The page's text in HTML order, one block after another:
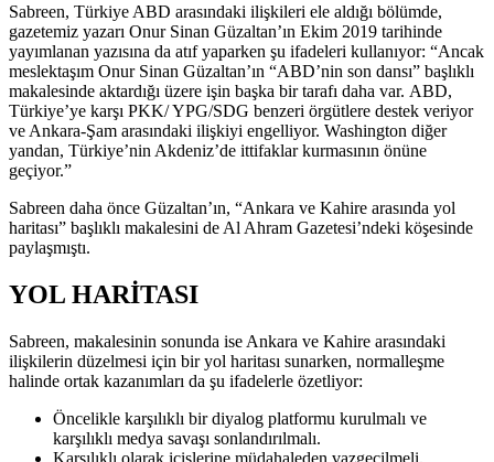
Sabreen, Türkiye ABD arasındaki ilişkileri ele aldığı bölümde,
gazetemiz yazarı Onur Sinan Güzaltan’ın Ekim 2019 tarihinde
yayımlanan yazısına da atıf yaparken şu ifadeleri kullanıyor: “Ancak
meslektaşım Onur Sinan Güzaltan’ın “ABD’nin son dansı” başlıklı
makalesinde aktardığı üzere işin başka bir tarafı daha var. ABD,
Türkiye’ye karşı PKK/ YPG/SDG benzeri örgütlere destek veriyor
ve Ankara-Şam arasındaki ilişkiyi engelliyor. Washington diğer
yandan, Türkiye’nin Akdeniz’de ittifaklar kurmasının önüne
geçiyor.”
Sabreen daha önce Güzaltan’ın, “Ankara ve Kahire arasında yol
haritası” başlıklı makalesini de Al Ahram Gazetesi’ndeki köşesinde
paylaşmıştı.
YOL HARİTASI
Sabreen, makalesinin sonunda ise Ankara ve Kahire arasındaki
ilişkilerin düzelmesi için bir yol haritası sunarken, normalleşme
halinde ortak kazanımları da şu ifadelerle özetliyor:
Öncelikle karşılıklı bir diyalog platformu kurulmalı ve
karşılıklı medya savaşı sonlandırılmalı.
Karşılıklı olarak içişlerine müdahaleden vazgeçilmeli.